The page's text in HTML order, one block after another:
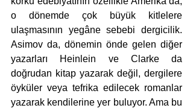
o dönemde çok büyük kitlelere
ulaşmasının yegâne sebebi dergicilik.
Asimov da, dönemin önde gelen diğer
yazarları Heinlein ve Clarke da
doğrudan kitap yazarak değil, dergilere
öyküler veya tefrika edilecek romanlar
yazarak kendilerine yer buluyor. Ama bu